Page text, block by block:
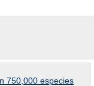
750,000 especies